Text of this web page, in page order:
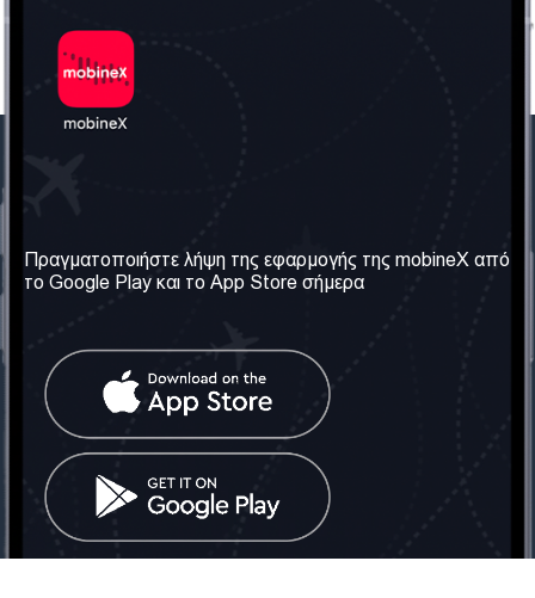
Σχετικά με εμάς
Οι Υπηρεσίες μας
Όροι & Προϋποθέσεις
Πολιτική Απορρήτου
Επικοινωνήστε μαζί μας
Ηνωμένο Βασίλειο: Λονδίνο
Τηλ: +442030340050
info@mobinex.com
Επικοινωνήστε μαζί μας
Κοινωνικά Δίκτυα
Πραγματοποιήστε λήψη της εφαρμογής της mobineX από
το Google Play και το App Store σήμερα